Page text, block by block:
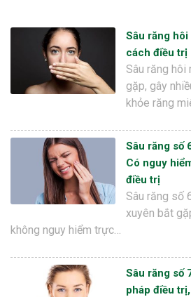
Sâu răng
cách điều trị
Sâu răng hôi
gặp, gây
khỏe răng
Sâu răng số
Có nguy
điều trị
Sâu răng số
xuyên bắt
không nguy hiểm trực…
Sâu răng số
pháp điều